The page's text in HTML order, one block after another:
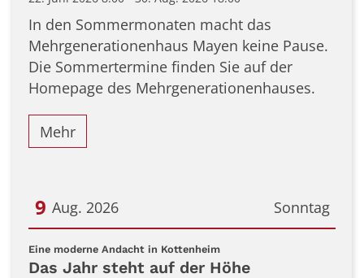
In den Sommermonaten macht das
Mehrgenerationenhaus Mayen keine Pause.
Die Sommertermine finden Sie auf der
Homepage des Mehrgenerationenhauses.
Mehr
Sonntag
9 Aug. 2026
Datum: 9. August 2026
Eine moderne Andacht in Kottenheim:
Das Jahr steht auf der Höhe